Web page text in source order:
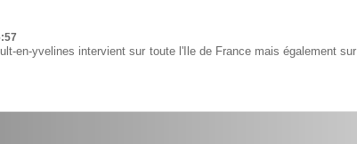
en-yvelines intervient sur toute l'Ile de France mais également sur